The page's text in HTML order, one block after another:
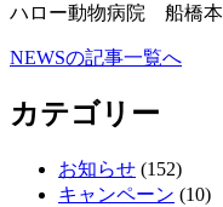
ハロー動物病院 船橋
NEWSの記事一覧へ
カテゴリー
お知らせ (152)
キャンペーン (10)